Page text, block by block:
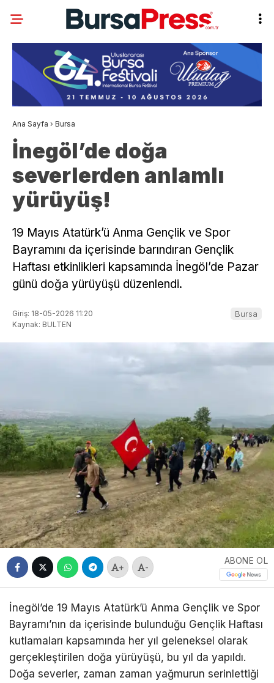
Ana Sayfa › Bursa
İnegöl’de doğa
severlerden anlamlı
yürüyüş!
19 Mayıs Atatürk’ü Anma Gençlik ve Spor
Bayramını da içerisinde barındıran Gençlik
Haftası etkinlikleri kapsamında İnegöl’de Pazar
günü doğa yürüyüşü düzenlendi.
Giriş: 18-05-2026 11:20
Kaynak: BULTEN
Bursa
+ -
ABONE OL
İnegöl’de 19 Mayıs Atatürk’ü Anma Gençlik ve Spor
Bayramı’nın da içerisinde bulunduğu Gençlik Haftası
kutlamaları kapsamında her yıl geleneksel olarak
gerçekleştirilen doğa yürüyüşü, bu yıl da yapıldı.
Doğa severler, zaman zaman yağmurun serinlettiği